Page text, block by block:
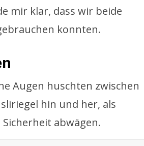
mir klar, dass wir beide
konnten.
Augen huschten zwischen
hin und her, als
abwägen.